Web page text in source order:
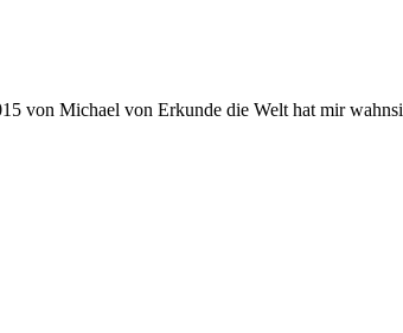
von Michael von Erkunde die Welt hat mir